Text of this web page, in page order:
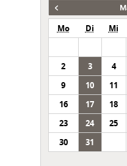
Mo Di Mi
2
3 4
9
10 11
16
17 18
23
24 25
30
31